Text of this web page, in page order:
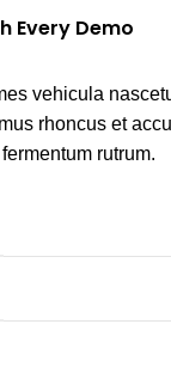
Every Demo
vehicula
rhoncus et
rutrum.